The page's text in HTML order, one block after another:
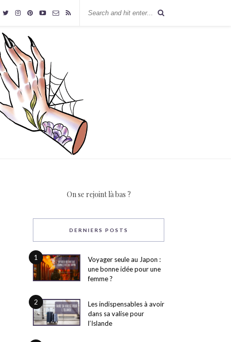
On se rejoint là bas ?
DERNIERS POSTS
1
Voyager seule au Japon :
une bonne idée pour une
femme ?
2
Les indispensables à avoir
dans sa valise pour
l’Islande